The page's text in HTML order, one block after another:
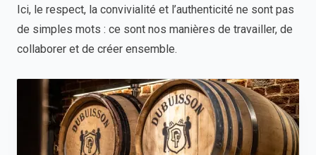
Ici, le respect, la convivialité et l’authenticité ne sont pas
de simples mots : ce sont nos manières de travailler, de
collaborer et de créer ensemble.